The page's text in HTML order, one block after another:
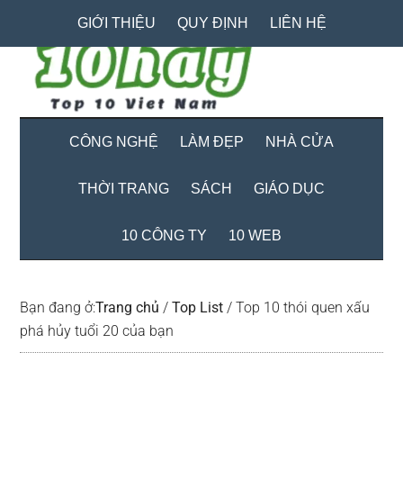
content
secondary
menu
primary
sidebar
GIỚI THIỆU QUY ĐỊNH LIÊN HỆ
CÔNG NGHỆ LÀM ĐẸP NHÀ CỬA
THỜI TRANG SÁCH GIÁO DỤC
10 CÔNG TY 10 WEB
Bạn đang ở:Trang chủ / Top List / Top 10 thói quen xấu
phá hủy tuổi 20 của bạn